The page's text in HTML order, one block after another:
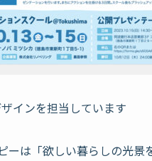
インを担当しています
ーは「欲しい暮らしの光景